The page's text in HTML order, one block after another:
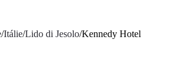
/Itálie/Lido di Jesolo/Kennedy Hotel